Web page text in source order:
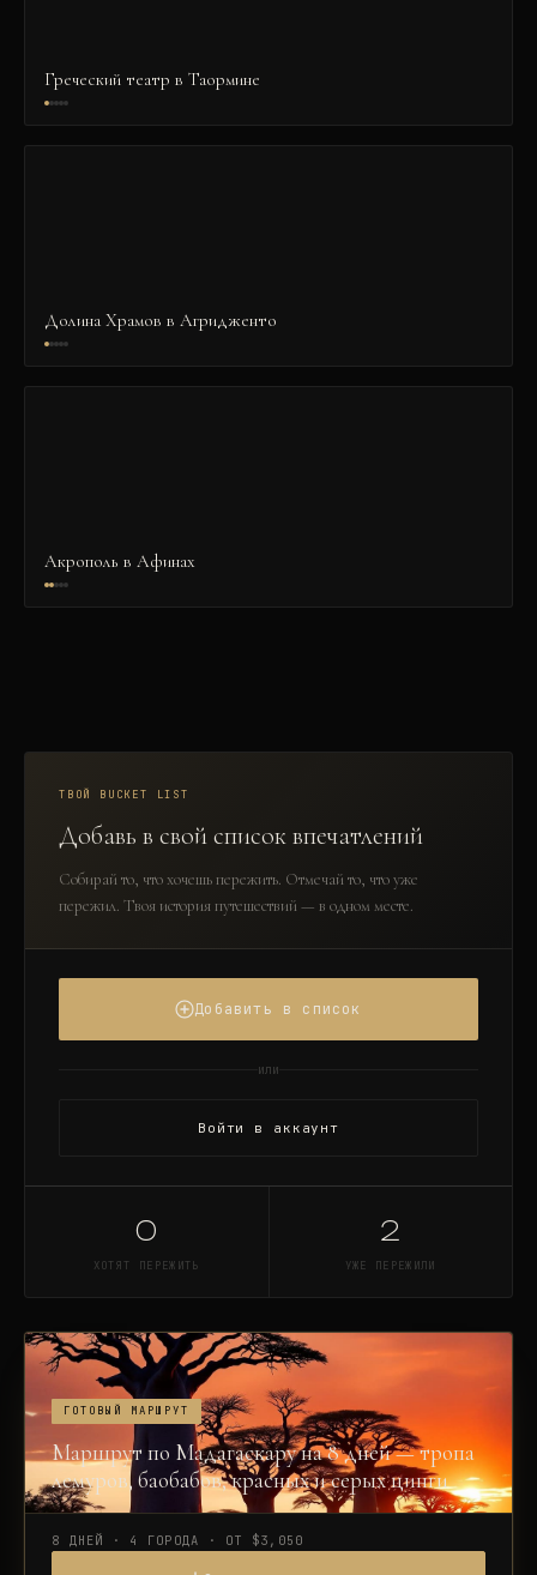
Греческий театр в Таормине
Долина Храмов в Агридженто
Акрополь в Афинах
ТВОЙ BUCKET LIST
Добавь в свой список впечатлений
Собирай то, что хочешь пережить. Отмечай то, что уже
пережил. Твоя история путешествий — в одном месте.
Добавить в список
или
Войти в аккаунт
0
ХОТЯТ ПЕРЕЖИТЬ
2
УЖЕ ПЕРЕЖИЛИ
ГОТОВЫЙ МАРШРУТ
Маршрут по Мадагаскару на 8 дней — тропа
лемуров, баобабов, красных и серых цинги
8 ДНЕЙ · 4 ГОРОДА · ОТ $3,050